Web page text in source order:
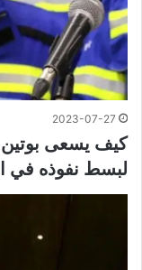
2023-07-27
كيف يسعى بوتين
لبسط نفوذه في